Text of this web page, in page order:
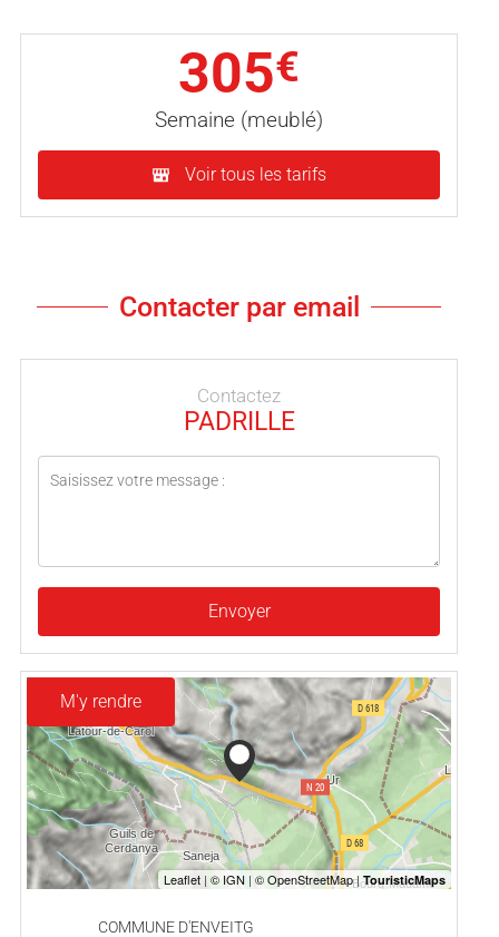
305€
Semaine (meublé)
Voir tous les tarifs
Contacter par email
Contactez
PADRILLE
Envoyer
M'y rendre
COMMUNE D'ENVEITG